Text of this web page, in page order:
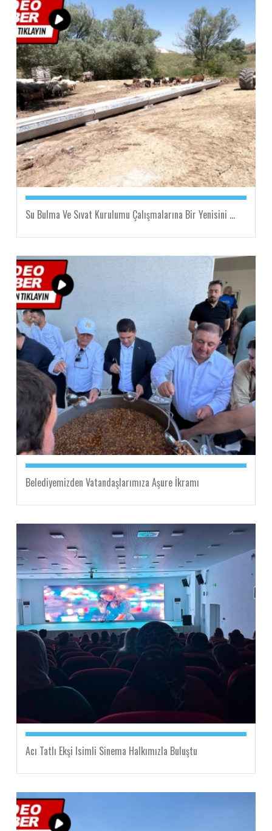
Su Bulma Ve Sıvat Kurulumu Çalışmalarına Bir Yenisini ...
Belediyemizden Vatandaşlarımıza Aşure İkramı
Acı Tatlı Ekşi Isimli Sinema Halkımızla Buluştu